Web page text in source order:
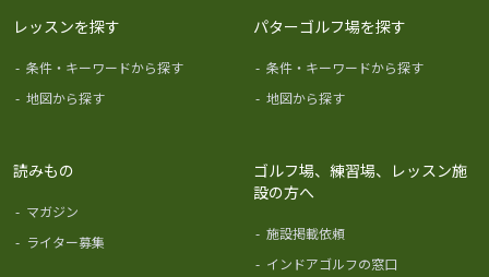
レッスンを探す
- 条件・キーワードから探す
- 地図から探す
パターゴルフ場を探す
- 条件・キーワードから探す
- 地図から探す
読みもの
- マガジン
- ライター募集
ゴルフ場、練習場、レッスン施
設の方へ
- 施設掲載依頼
- インドアゴルフの窓口